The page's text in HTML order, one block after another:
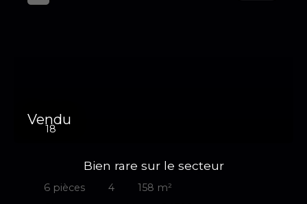
TRAVERSANT et donnant sur jardin SANS vis-à-vis,
Vendu
18
Bien rare sur le secteur
6 pièces 4 158 m²